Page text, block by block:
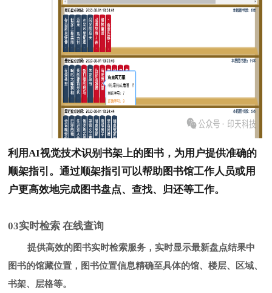
利用AI视觉技术识别书架上的图书，为用户提供准确的
顺架指引。通过顺架指引可以帮助图书馆工作人员或用
户更高效地完成图书盘点、查找、归还等工作。
03实时检索 在线查询
提供高效的图书实时检索服务，实时显示最新盘点结果中
图书的馆藏位置，图书位置信息精确至具体的馆、楼层、区域、
书架、层格等。